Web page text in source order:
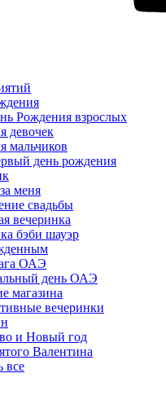
Рождения взрослых
девочек
мальчиков
день рождения
меня
свадьбы
вечеринка
бэби шауэр
ОАЭ
день ОАЭ
магазина
вечеринки
и Новый год
Валентина
все